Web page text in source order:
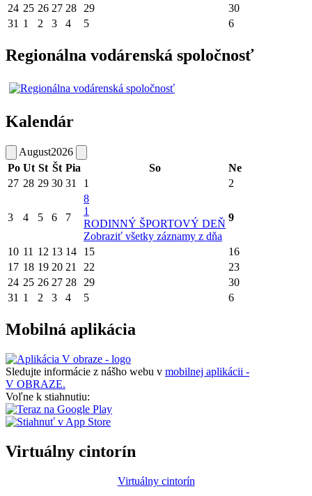
24 25 26 27 28 29
30
31 1 2 3 4 5 6
Regionálna vodárenská spoločnosť
Kalendár
August2026
Po Ut St Št Pia So
Ne
27 28 29 30 31 1 2
3 4 5 6 7
8
1
RODINNÝ ŠPORTOVÝ DEŇ
Zobraziť všetky záznamy z dňa
9
10 11 12 13 14 15
16
17 18 19 20 21 22
23
24 25 26 27 28 29
30
31 1 2 3 4 5 6
Mobilná aplikácia
Sledujte informácie z nášho webu v mobilnej aplikácii -
V OBRAZE.
Voľne k stiahnutiu:
Virtuálny cintorín
Virtuálny cintorín